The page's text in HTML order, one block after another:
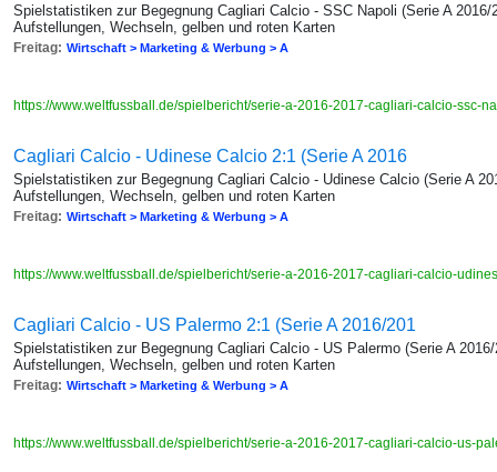
Spielstatistiken zur Begegnung Cagliari Calcio - SSC Napoli (Serie A
Aufstellungen, Wechseln, gelben und roten Karten
Freitag: Wirtschaft > Marketing & Werbung > A
https://www.weltfussball.de/spielbericht/serie-a-2016-2017-cagliari-calcio-ssc-
Cagliari Calcio - Udinese Calcio 2:1 (Serie A 2016
Spielstatistiken zur Begegnung Cagliari Calcio - Udinese Calcio (Serie A
Aufstellungen, Wechseln, gelben und roten Karten
Freitag: Wirtschaft > Marketing & Werbung > A
https://www.weltfussball.de/spielbericht/serie-a-2016-2017-cagliari-calcio-
Cagliari Calcio - US Palermo 2:1 (Serie A 2016/201
Spielstatistiken zur Begegnung Cagliari Calcio - US Palermo (Serie A
Aufstellungen, Wechseln, gelben und roten Karten
Freitag: Wirtschaft > Marketing & Werbung > A
https://www.weltfussball.de/spielbericht/serie-a-2016-2017-cagliari-calcio-us-